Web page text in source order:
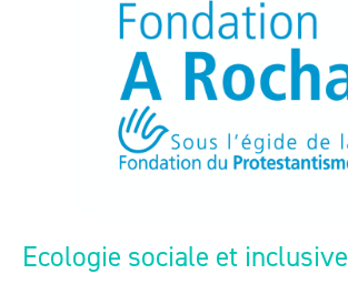
Ecologie sociale et inclusive